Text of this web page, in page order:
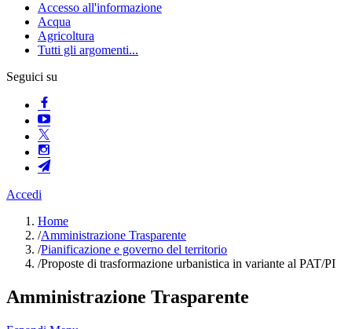
Accesso all'informazione
Acqua
Agricoltura
Tutti gli argomenti...
Seguici su
Accedi
Home
/Amministrazione Trasparente
/Pianificazione e governo del territorio
/Proposte di trasformazione urbanistica in variante al PAT/PI
Amministrazione Trasparente